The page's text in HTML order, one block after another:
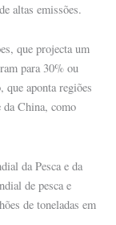
altas emissões.
que projecta um
para 30% ou
aponta regiões
da China, como
da Pesca e da
de pesca e
de toneladas em